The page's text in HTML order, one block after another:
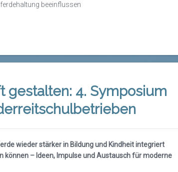
beeinflussen
gestalten: 4. Symposium
wieder stärker in Bildung und Kindheit integriert
können – Ideen, Impulse und Austausch für moderne